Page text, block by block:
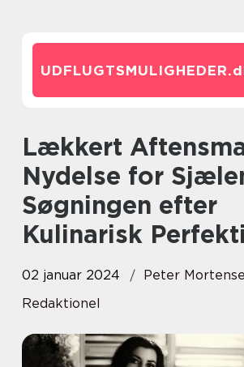
UDFLUGTSMULIGHEDER.
Lækkert Aftensmad: En
Nydelse for
Søgningen efter
Kulinarisk
02 januar 2024
Peter
Redaktionel